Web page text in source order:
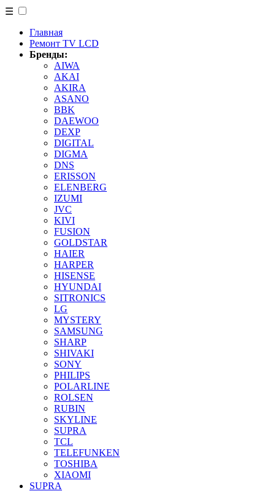
☰
Главная
Ремонт TV LCD
Бренды:
AIWA
AKAI
AKIRA
ASANO
BBK
DAEWOO
DEXP
DIGITAL
DIGMA
DNS
ERISSON
ELENBERG
IZUMI
JVC
KIVI
FUSION
GOLDSTAR
HAIER
HARPER
HISENSE
HYUNDAI
SITRONICS
LG
MYSTERY
SAMSUNG
SHARP
SHIVAKI
SONY
PHILIPS
POLARLINE
ROLSEN
RUBIN
SKYLINE
SUPRA
TCL
TELEFUNKEN
TOSHIBA
XIAOMI
SUPRA